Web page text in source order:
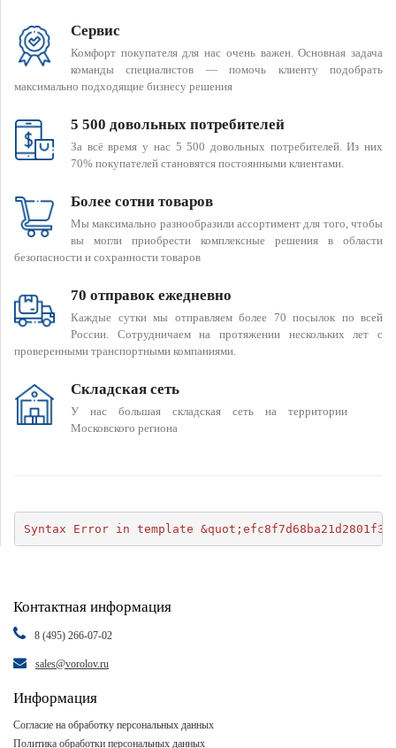
Сервис
Комфорт покупателя для нас очень важен. Основная задача
команды специалистов — помочь клиенту подобрать
максимально подходящие бизнесу решения
5 500 довольных потребителей
За всё время у нас 5 500 довольных потребителей. Из них
70% покупателей становятся постоянными клиентами.
Более сотни товаров
Мы максимально разнообразили ассортимент для того, чтобы
вы могли приобрести комплексные решения в области
безопасности и сохранности товаров
70 отправок ежедневно
Каждые сутки мы отправляем более 70 посылок по всей
России. Сотрудничаем на протяжении нескольких лет с
проверенными транспортными компаниями.
Складская сеть
У нас большая складская сеть на территории
Московского региона
Syntax Error in template
Контактная информация
8 (495) 266-07-02
sales@vorolov.ru
Информация
Согласие на обработку персональных данных
Политика обработки персональных данных